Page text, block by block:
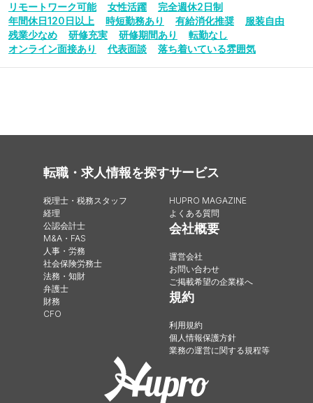
リモートワーク可能
女性活躍
完全週休2日制
年間休日120日以上
時短勤務あり 有給消化推奨
服装自由
残業少なめ
研修充実 研修期間あり
転勤なし
オンライン面接あり
代表面談 落ち着いている雰囲気
転職・求人情報を探す
税理士・税務スタッフ
経理
公認会計士
M&A・FAS
人事・労務
社会保険労務士
法務・知財
弁護士
財務
CFO
サービス
HUPRO MAGAZINE
よくある質問
会社概要
運営会社
お問い合わせ
ご掲載希望の企業様へ
規約
利用規約
個人情報保護方針
業務の運営に関する規程等